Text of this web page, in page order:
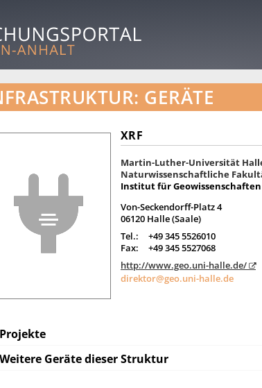
GERÄTE
XRF
Martin-Luther-Universität
Naturwissenschaftliche
Institut für
Von-Seckendorff-Platz 4
06120 Halle (Saale)
Tel.:
+49 345 5526010
Fax:
+49 345 5527068
http://www.geo.uni-halle.de/
direktor@geo.uni-halle.de
Projekte
Weitere Geräte dieser Struktur